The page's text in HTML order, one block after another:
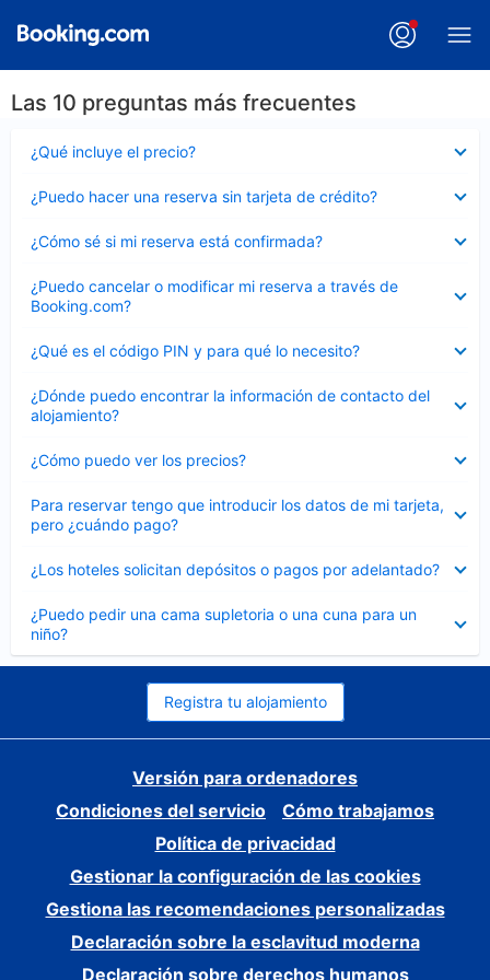
Las 10 preguntas más frecuentes
¿Qué incluye el precio?
cerrado
¿Puedo hacer una reserva sin tarjeta de crédito?
cerrado
¿Cómo sé si mi reserva está confirmada?
cerrado
¿Puedo cancelar o modificar mi reserva a través de
Booking.com?
cerrado
¿Qué es el código PIN y para qué lo necesito?
cerrado
¿Dónde puedo encontrar la información de contacto del
alojamiento?
cerrado
¿Cómo puedo ver los precios?
cerrado
Para reservar tengo que introducir los datos de mi tarjeta,
pero ¿cuándo pago?
cerrado
¿Los hoteles solicitan depósitos o pagos por adelantado?
cerrado
¿Puedo pedir una cama supletoria o una cuna para un
niño?
cerrado
Registra tu alojamiento
Versión para ordenadores
Condiciones del servicio
Cómo trabajamos
Política de privacidad
Gestionar la configuración de las cookies
Gestiona las recomendaciones personalizadas
Declaración sobre la esclavitud moderna
Declaración sobre derechos humanos